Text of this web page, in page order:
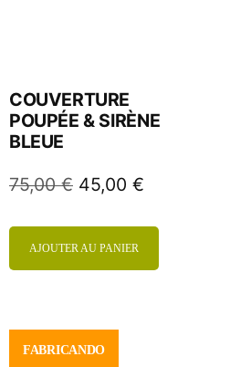
COUVERTURE
POUPÉE & SIRÈNE
BLEUE
75,00€ 45,00 €
AJOUTER AU PANIER
FABRICANDO